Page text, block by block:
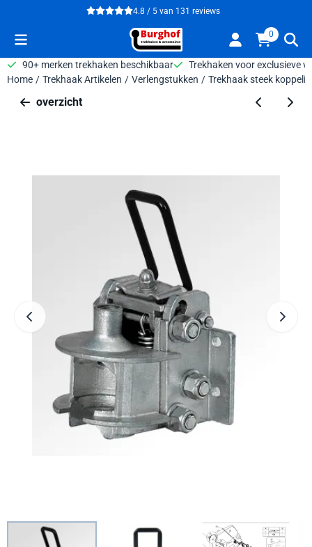
Cookievoorkeuren zijn beschikbaar. Kies instellingen of sta alle
4.8 / 5 van 131 reviews
0
90+ merken trekhaken beschikbaar
Trekhaken voor exclusieve
Home / Trekhaak Artikelen / Verlengstukken / Trekhaak steek
overzicht